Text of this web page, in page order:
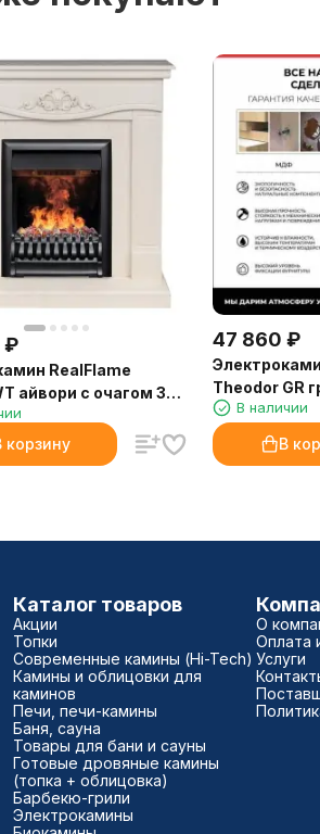
₽
RealFlame
айвори с очагом 3D
корзину
47 860 ₽
Theodor GR
Majestic Lux
В наличии
В
Каталог товаров
Акции
Топки
Современные камины (Hi-Tech)
Камины и облицовки для
каминов
Печи, печи-камины
Баня, сауна
Товары для бани и сауны
Готовые дровяные камины
(топка + облицовка)
Барбекю-грили
Электрокамины
О
Оплата
Услуги